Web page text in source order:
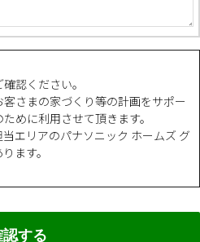
確認ください。
さまの家づくり等の計画をサポー
めに利用させて頂きます。
エリアのパナソニック ホームズ グ
ます。